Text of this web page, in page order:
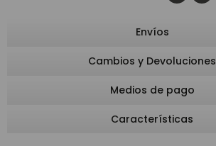
Envíos
Cambios y Devoluciones
Medios de pago
Características